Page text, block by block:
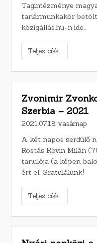
Tagintézménye
tanármunkakör
közigállás.hu-n ide…
Teljes cikk...
Zvonimir
Szerbia – 2021
2021.07.18. vasárnap
A két napos serdülő
Rostás Kevin Milán
tanulója (a képen
ért el. Gratulálunk!
Teljes cikk...